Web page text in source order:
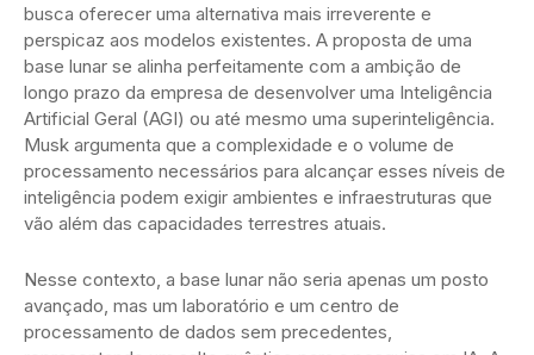
busca oferecer uma alternativa mais irreverente e
perspicaz aos modelos existentes. A proposta de uma
base lunar se alinha perfeitamente com a ambição de
longo prazo da empresa de desenvolver uma Inteligência
Artificial Geral (AGI) ou até mesmo uma superinteligência.
Musk argumenta que a complexidade e o volume de
processamento necessários para alcançar esses níveis de
inteligência podem exigir ambientes e infraestruturas que
vão além das capacidades terrestres atuais.
Nesse contexto, a base lunar não seria apenas um posto
avançado, mas um laboratório e um centro de
processamento de dados sem precedentes,